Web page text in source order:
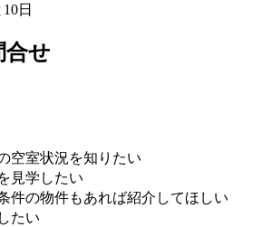
日
合せ
空室状況を知りたい
見学したい
件の物件もあれば紹介してほしい
たい